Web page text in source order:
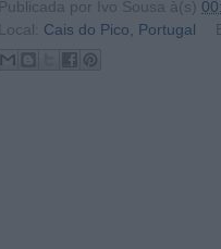
Publicada por Ivo Sousa à(s)
Local: Cais do Pico, Portugal